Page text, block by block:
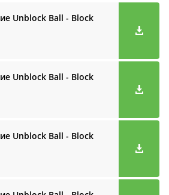
Unblock Ball - Block
Unblock Ball - Block
Unblock Ball - Block